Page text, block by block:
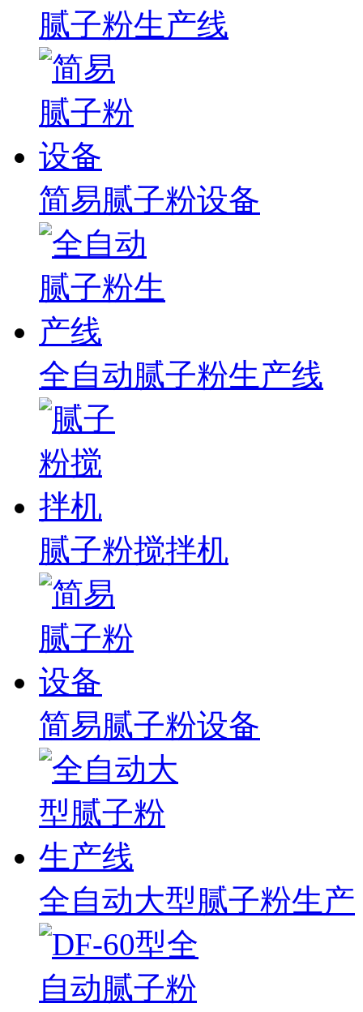
腻子粉生产线
简易腻子粉设备
全自动腻子粉生产线
腻子粉搅拌机
简易腻子粉设备
全自动大型腻子粉生产